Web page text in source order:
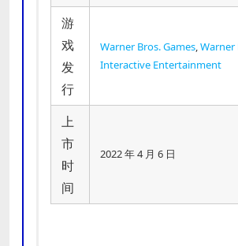
游
戏
发
行
Warner Bros. Games Warner
Interactive Entertainment
上
市
时
间
2022 年 4 月 6 日